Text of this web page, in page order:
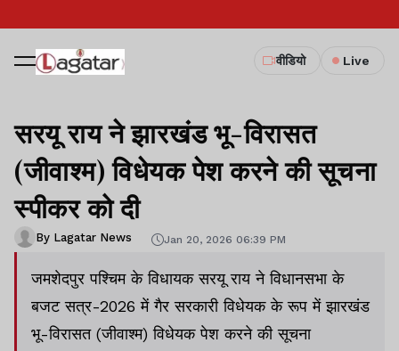
वीडियो Live
सरयू राय ने झारखंड भू-विरासत
(जीवाश्म) विधेयक पेश करने की सूचना
स्पीकर को दी
By Lagatar News Jan 20, 2026 06:39 PM
जमशेदपुर पश्चिम के विधायक सरयू राय ने विधानसभा के
बजट सत्र-2026 में गैर सरकारी विधेयक के रूप में झारखंड
भू-विरासत (जीवाश्म) विधेयक पेश करने की सूचना